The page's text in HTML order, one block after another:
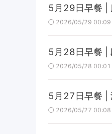
5月29日早餐 |
2026/05/29 00:09
5月28日早餐 |
2026/05/28 00:01
5月27日早餐 |
2026/05/27 00:08